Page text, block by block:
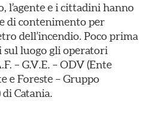
l’agente e i cittadini hanno
di contenimento per
dell’incendio. Poco prima
sul luogo gli operatori
– G.V.E. – ODV (Ente
e Foreste – Gruppo
Catania.